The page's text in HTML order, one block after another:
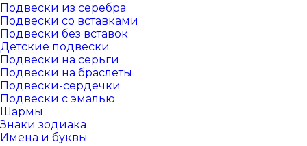
Подвески из серебра
Подвески со вставками
Подвески без вставок
Детские подвески
Подвески на серьги
Подвески на браслеты
Подвески-сердечки
Подвески с эмалью
Шармы
Знаки зодиака
Имена и буквы